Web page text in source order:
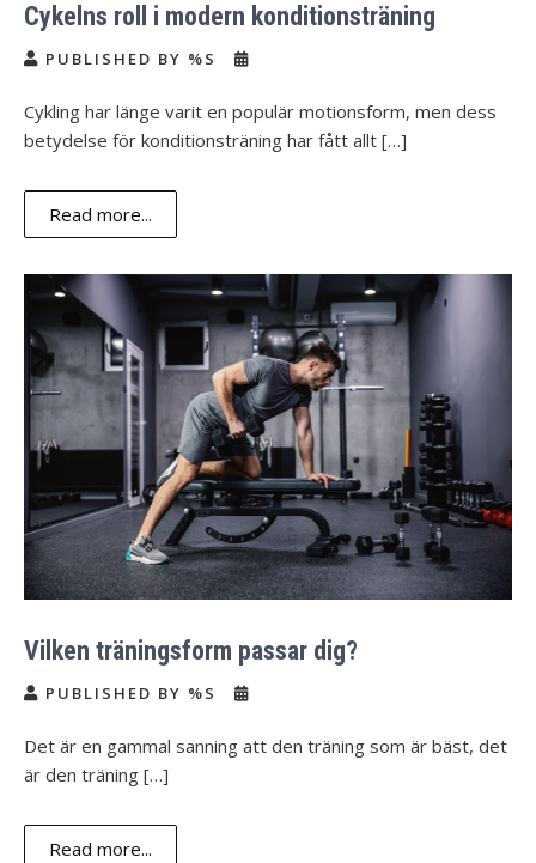
Cykelns roll i modern konditionsträning
PUBLISHED BY %S
Cykling har länge varit en populär motionsform, men dess
betydelse för konditionsträning har fått allt […]
Read more...
Vilken träningsform passar dig?
PUBLISHED BY %S
Det är en gammal sanning att den träning som är bäst, det
är den träning […]
Read more...